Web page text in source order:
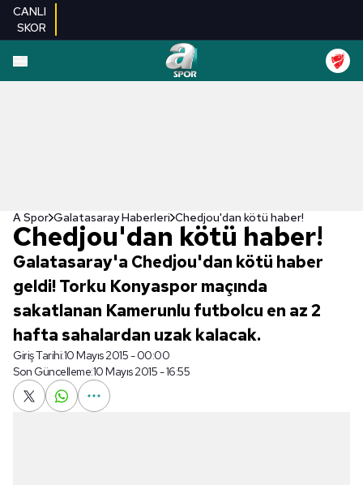
CANLI
SKOR
A Spor Galatasaray Haberleri Chedjou'dan kötü haber!
Chedjou'dan kötü haber!
Galatasaray'a Chedjou'dan kötü haber
geldi! Torku Konyaspor maçında
sakatlanan Kamerunlu futbolcu en az 2
hafta sahalardan uzak kalacak.
Giriş Tarihi:10 Mayıs 2015 - 00:00
Son Güncelleme:10 Mayıs 2015 - 16:55